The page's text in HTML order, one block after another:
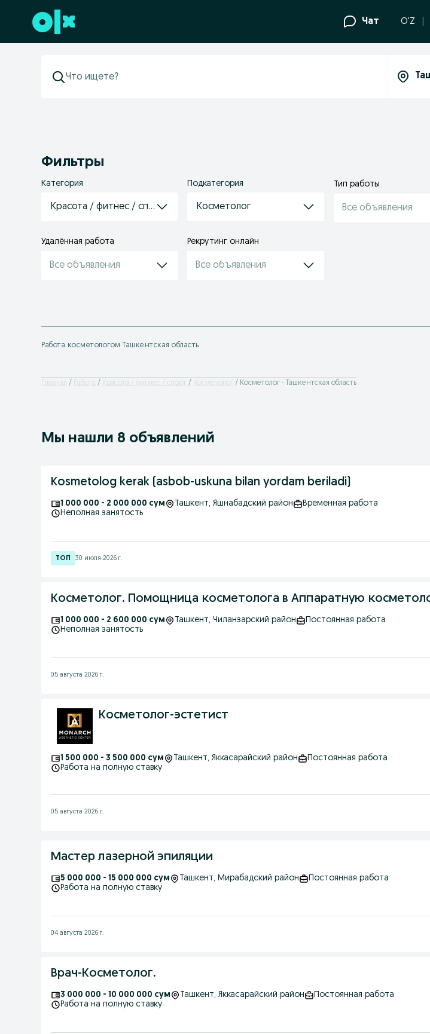
Перейти к нижнему колонтитулу Чат O'Z
Фильтры
Категория
Красота / фитнес / спорт
Подкатегория
Косметолог
Тип работы
Все объявления
Удалённая работа
Все объявления
Рекрутинг онлайн
Все объявления
Работа косметологом Ташкентская область
Главная Работа Красота / фитнес / спорт Косметолог Косметолог - Ташкентская область
Мы нашли 8 объявлений
Kosmetolog kerak (asbob-uskuna bilan yordam beriladi)
1 000 000 - 2 000 000 сум Ташкент, Яшнабадский район
Временная работа
Неполная занятость
30 июля 2026 г.
Косметолог. Помощница косметолога в Аппаратную
1 000 000 - 2 600 000 сум Ташкент, Чиланзарский район
Постоянная работа
Неполная занятость
05 августа 2026 г.
Косметолог-эстетист
1 500 000 - 3 500 000 сум Ташкент, Яккасарайский район
Постоянная работа
Работа на полную ставку
05 августа 2026 г.
Мастер лазерной эпиляции
5 000 000 - 15 000 000 сум Ташкент, Мирабадский район
Постоянная работа
Работа на полную ставку
04 августа 2026 г.
Врач-Косметолог.
3 000 000 - 10 000 000 сум Ташкент, Яккасарайский район
Постоянная работа
Работа на полную ставку